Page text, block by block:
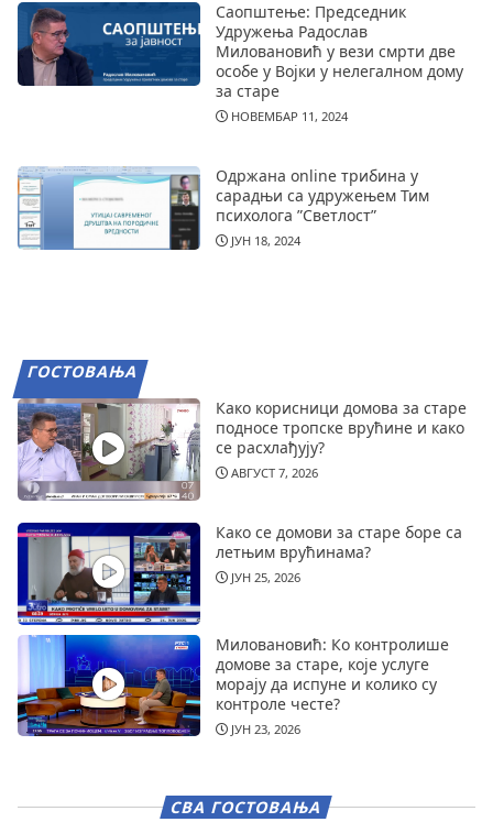
Саопштење: Председник
Удружења Радослав
Миловановић у вези смрти две
особе у Војки у нелегалном дому
за старе
НОВЕМБАР 11, 2024
Одржана online трибина у
сарадњи са удружењем Тим
психолога ”Светлост”
ЈУН 18, 2024
ГОСТОВАЊА
Како корисници домова за старе
подносе тропске врућине и како
се расхлађују?
АВГУСТ 7, 2026
Како се домови за старе боре са
летњим врућинама?
ЈУН 25, 2026
Миловановић: Ко контролише
домове за старе, које услуге
морају да испуне и колико су
контроле честе?
ЈУН 23, 2026
СВА ГОСТОВАЊА